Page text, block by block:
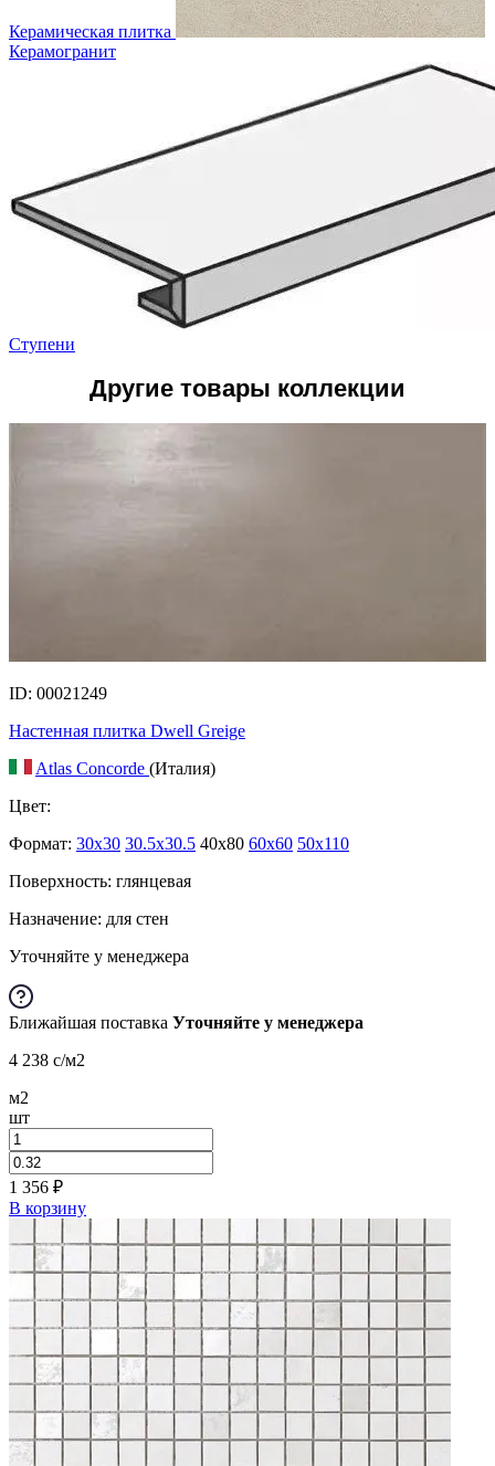
Керамическая плитка
Керамогранит
Ступени
Другие товары коллекции
ID: 00021249
Настенная плитка Dwell Greige
Atlas Concorde (Италия)
Цвет:
Формат: 30x30 30.5x30.5 40x80 60x60 50x110
Поверхность: глянцевая
Назначение: для стен
Уточняйте у менеджера
Ближайшая поставка Уточняйте у менеджера
4 238 c/м2
м2
шт
1 356 ₽
В корзину